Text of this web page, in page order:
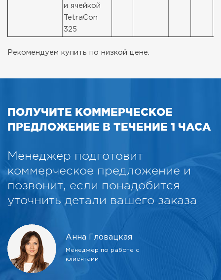
и ячейкой
TetraCon
325
Рекомендуем купить по низкой цене.
ПОЛУЧИТЕ КОММЕРЧЕСКОЕ
ПРЕДЛОЖЕНИЕ В ТЕЧЕНИЕ 1 ЧАСА
Менеджер подготовит
коммерческое предложение и
позвонит, если понадобится
уточнить детали вашего заказа
Анна Гловацкая
Менеджер по работе с
клиентами